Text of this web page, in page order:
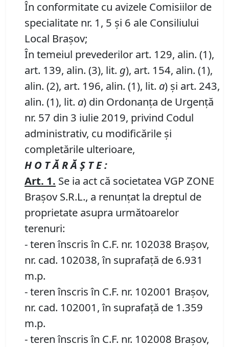
În conformitate cu avizele Comisiilor de
specialitate nr. 1, 5 și 6 ale Consiliului
Local Brașov;
În temeiul prevederilor art. 129, alin. (1),
art. 139, alin. (3), lit. g), art. 154, alin. (1),
alin. (2), art. 196, alin. (1), lit. a) și art. 243,
alin. (1), lit. a) din Ordonanța de Urgență
nr. 57 din 3 iulie 2019, privind Codul
administrativ, cu modificările și
completările ulterioare,
H O T Ă R Ă Ş T E :
Art. 1. Se ia act că societatea VGP ZONE
Brașov S.R.L., a renunțat la dreptul de
proprietate asupra următoarelor
terenuri:
- teren înscris în C.F. nr. 102038 Brașov,
nr. cad. 102038, în suprafață de 6.931
m.p.
- teren înscris în C.F. nr. 102001 Brașov,
nr. cad. 102001, în suprafață de 1.359
m.p.
- teren înscris în C.F. nr. 102008 Brașov,